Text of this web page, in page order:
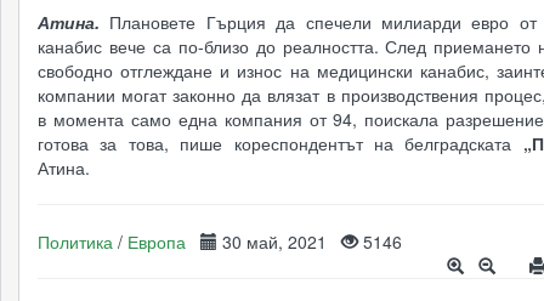
Атина. Плановете Гърция да спечели милиарди евро от
канабис вече са по-близо до реалността. След приемането
свободно отглеждане и износ на медицински канабис,
компании могат законно да влязат в производствения
в момента само една компания от 94, поискала
готова за това, пише кореспондентът на белградската
Атина.
Политика / Европа 30 май, 2021 5146